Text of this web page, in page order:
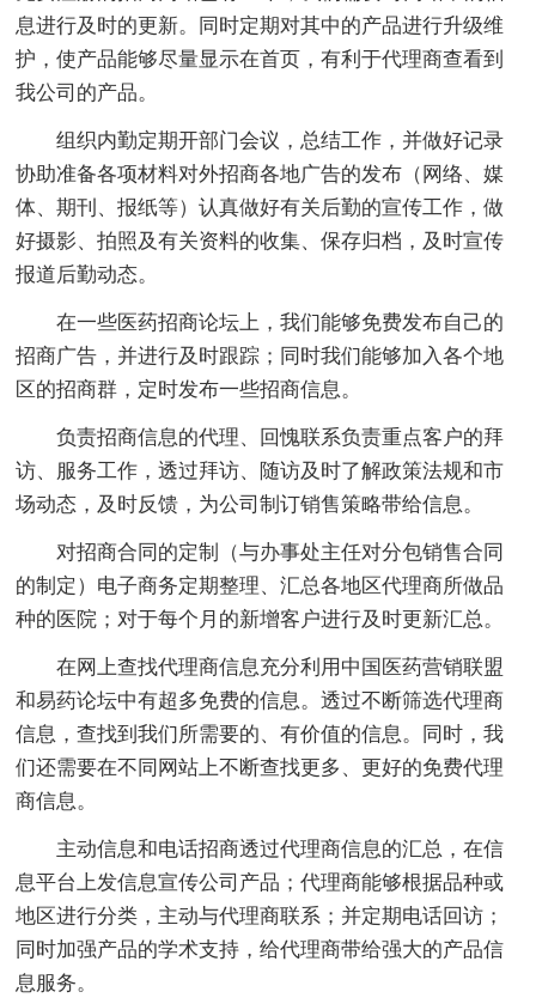
息进行及时的更新。同时定期对其中的产品进行升级维
护，使产品能够尽量显示在首页，有利于代理商查看到
我公司的产品。
组织内勤定期开部门会议，总结工作，并做好记录
协助准备各项材料对外招商各地广告的发布（网络、媒
体、期刊、报纸等）认真做好有关后勤的宣传工作，做
好摄影、拍照及有关资料的收集、保存归档，及时宣传
报道后勤动态。
在一些医药招商论坛上，我们能够免费发布自己的
招商广告，并进行及时跟踪；同时我们能够加入各个地
区的招商群，定时发布一些招商信息。
负责招商信息的代理、回愧联系负责重点客户的拜
访、服务工作，透过拜访、随访及时了解政策法规和市
场动态，及时反馈，为公司制订销售策略带给信息。
对招商合同的定制（与办事处主任对分包销售合同
的制定）电子商务定期整理、汇总各地区代理商所做品
种的医院；对于每个月的新增客户进行及时更新汇总。
在网上查找代理商信息充分利用中国医药营销联盟
和易药论坛中有超多免费的信息。透过不断筛选代理商
信息，查找到我们所需要的、有价值的信息。同时，我
们还需要在不同网站上不断查找更多、更好的免费代理
商信息。
主动信息和电话招商透过代理商信息的汇总，在信
息平台上发信息宣传公司产品；代理商能够根据品种或
地区进行分类，主动与代理商联系；并定期电话回访；
同时加强产品的学术支持，给代理商带给强大的产品信
息服务。